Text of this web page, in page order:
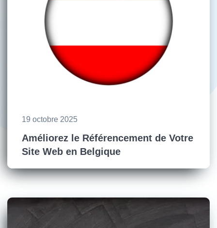
19 octobre 2025
Améliorez le Référencement de Votre
Site Web en Belgique